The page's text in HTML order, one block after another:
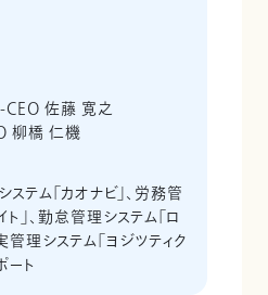
佐藤 寛之
柳橋 仁機
ステム「カオナビ」、労務管
」、勤怠管理システム「ロ
管理システム「ヨジツティク
ート